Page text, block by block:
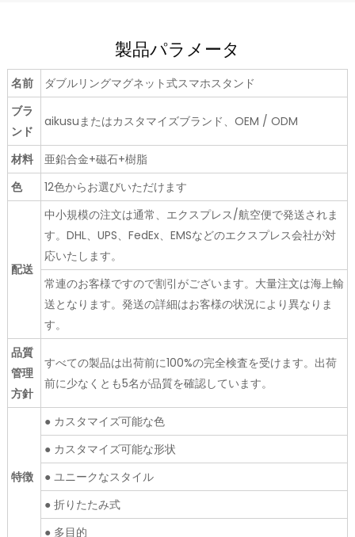
製品パラメータ
名前
ダブルリングマグネット式スマホスタンド
ブラ
ンド
aikusuまたはカスタマイズブランド、OEM / ODM
材料
亜鉛合金+磁石+樹脂
色
12色からお選びいただけます
配送
中小規模の注文は通常、エクスプレス/航空便で発送されま
す。DHL、UPS、FedEx、EMSなどのエクスプレス会社が対
応いたします。
常連のお客様ですので割引がございます。大量注文は海上輸
送となります。発送の詳細はお客様の状況により異なりま
す。
品質
管理
方針
すべての製品は出荷前に100%の完全検査を受けます。出荷
前に少なくとも5名が品質を確認しています。
特徴
● カスタマイズ可能な色
● カスタマイズ可能な形状
● ユニークなスタイル
● 折りたたみ式
● 多目的